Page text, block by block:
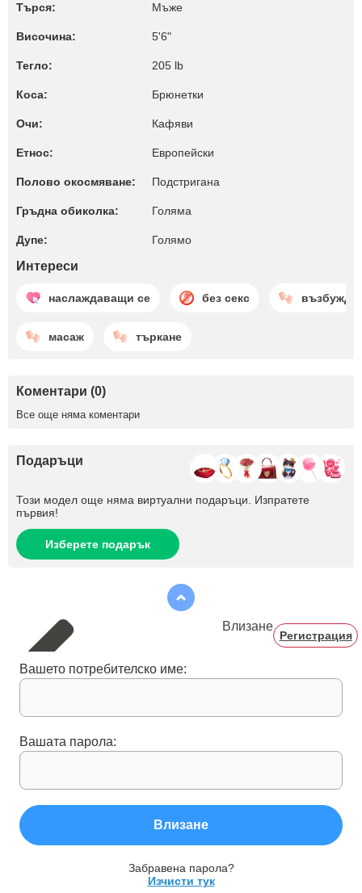
Търся: Мъже
Височина: 5'6"
Тегло: 205 lb
Коса: Брюнетки
Очи: Кафяви
Етнос: Европейски
Полово окосмяване: Подстригана
Гръдна обиколка: Голяма
Дупе: Голямо
Интереси
наслаждаващи се без секс
масаж търкане
Коментари (0)
Все още няма коментари
Подаръци
Този модел още няма виртуални подаръци. Изпратете
първия!
Изберете подарък
Влизане
Регистрация
Вашето потребителско име:
Вашата парола:
Влизане
Забравена парола?
Изчисти тук